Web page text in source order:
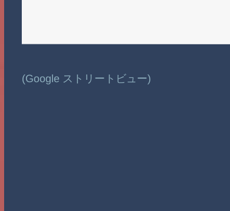
(Google ストリートビュー)